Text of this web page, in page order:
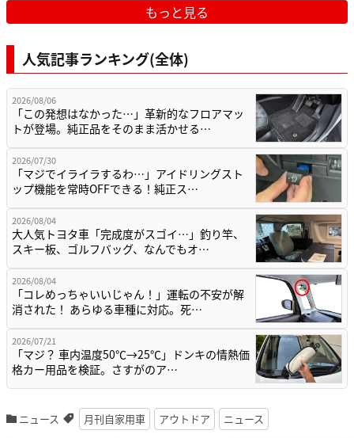
もっと見る
人気記事ランキング(全体)
2026/08/06
「この発想はなかった…」革新的なフロアマッ
トが登場。純正品をそのまま活かせる…
2026/07/30
「マジでイライラするわ…」アイドリングスト
ップ機能を常時OFFできる！純正ス…
2026/08/04
大人気トヨタ車「完成度がスゴイ…」釣り竿、
スキー板、ゴルフバッグ、なんでもオ…
2026/08/04
「コレめっちゃいいじゃん！」運転の不安が解
消された！ あらゆる車種に対応。死…
2026/07/21
「マジ？ 車内温度50℃→25℃」ドンキの情熱価
格カー用品を検証。さすがのア…
ニュース 月刊自家用車 アウトドア ニュース